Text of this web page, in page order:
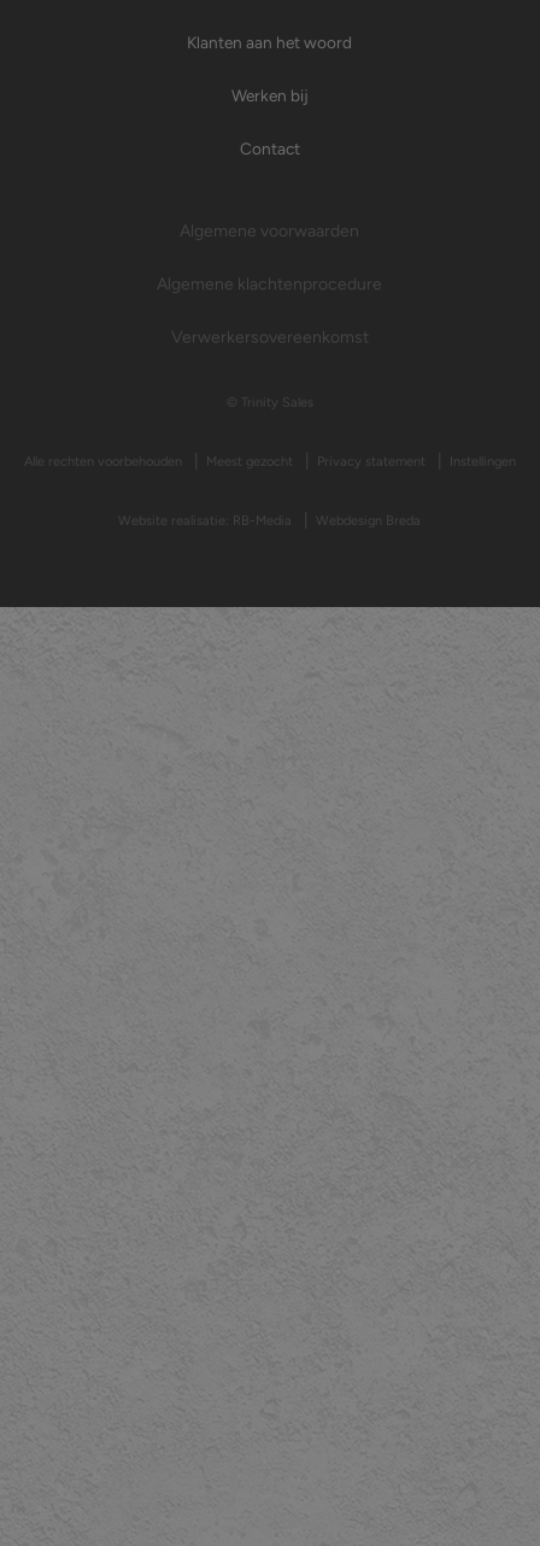
Klanten aan het woord
Werken bij
Contact
Algemene voorwaarden
Algemene klachtenprocedure
Verwerkersovereenkomst
© Trinity Sales
Alle rechten voorbehouden Meest gezocht Privacy statement Instellingen
Website realisatie: RB-Media Webdesign Breda